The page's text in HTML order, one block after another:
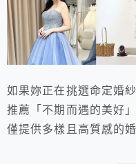
如果妳正在挑選命定婚
推薦「不期而遇的美好
僅提供多樣且高質感的